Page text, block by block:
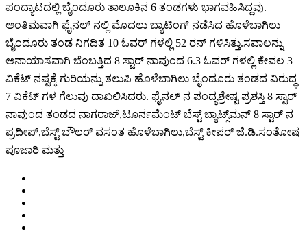
ಪಂದ್ಯಾಟದಲ್ಲಿ ಬೈಂದೂರು ತಾಲೂಕಿನ 6 ತಂಡಗಳು ಭಾಗವಹಿಸಿದ್ದವು.
ಅಂತಿಮವಾಗಿ ಫೈನಲ್ ನಲ್ಲಿ ಮೊದಲು ಬ್ಯಾಟಿಂಗ್ ನಡೆಸಿದ ಹೊಳೆಬಾಗಿಲು
ಬೈಂದೂರು ತಂಡ ನಿಗದಿತ 10 ಓವರ್ ಗಳಲ್ಲಿ 52 ರನ್ ಗಳಿಸಿತ್ತು.ಸವಾಲನ್ನು
ಅನಾಯಾಸವಾಗಿ ಬೆಂಬತ್ತಿದ 8 ಸ್ಟಾರ್ ನಾವುಂದ 6.3 ಓವರ್ ಗಳಲ್ಲಿ ಕೇವಲ 3
ವಿಕೆಟ್ ನಷ್ಟಕ್ಕೆ ಗುರಿಯನ್ನು ತಲುಪಿ ಹೊಳೆಬಾಗಿಲು ಬೈಂದೂರು ತಂಡದ ವಿರುದ್ಧ
7 ವಿಕೆಟ್ ಗಳ ಗೆಲುವು ದಾಖಲಿಸಿದರು. ಫೈನಲ್ ನ ಪಂದ್ಯಶ್ರೇಷ್ಟ ಪ್ರಶಸ್ತಿ 8 ಸ್ಟಾರ್
ನಾವುಂದ ತಂಡದ ನಾಗರಾಜ್,ಟೂರ್ನಮೆಂಟ್ ಬೆಸ್ಟ್ ಬ್ಯಾಟ್ಸ್‌ಮನ್‌ 8 ಸ್ಟಾರ್ ನ
ಪ್ರದೀಪ್,ಬೆಸ್ಟ್ ಬೌಲರ್ ವಸಂತ ಹೊಳೆಬಾಗಿಲು,ಬೆಸ್ಟ್ ಕೀಪರ್ ಜೆ.ಡಿ.ಸಂತೋಷ
ಪೂಜಾರಿ ಮತ್ತು